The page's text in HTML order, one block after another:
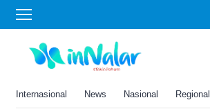
Internasional News Nasional Regional
Kartu Pra Kerja
Kartu Pra Kerja Gelombang ke
60 Dibuka, Simak Persyaratan
disini